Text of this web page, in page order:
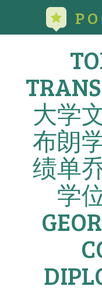
大学
布朗
绩单
学